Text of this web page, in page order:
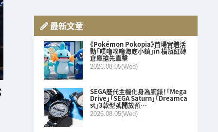
最新文章
《Pokémon Pokopia》首場實體活
動「噗嚕噗嚕海底小鎮」in 橫濱紅磚
倉庫搶先直擊
2026.08.05(Wed)
SEGA歷代主機化身為腕錶！「Mega
Drive」「SEGA Saturn」「Dreamca
st」3款型號開放預…
2026.08.05(Wed)